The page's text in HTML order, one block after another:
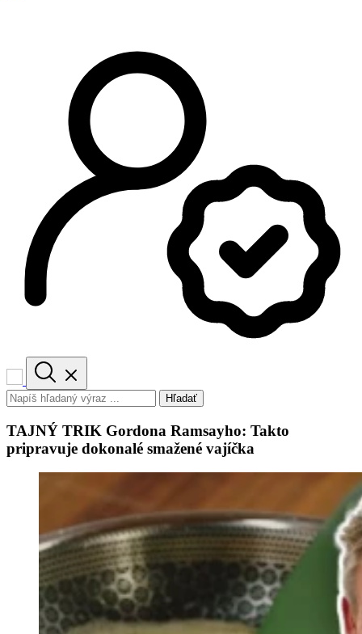
Hľadať
TAJNÝ TRIK Gordona Ramsayho: Takto
pripravuje dokonalé smažené vajíčka